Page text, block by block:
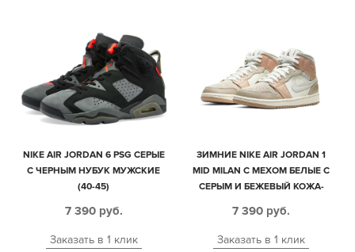
NIKE AIR JORDAN 6 PSG СЕРЫЕ
С ЧЕРНЫМ НУБУК МУЖСКИЕ
(40-45)
7 390 руб.
Заказать в 1 клик
ЗИМНИЕ NIKE AIR JORDAN 1
MID MILAN С МЕХОМ БЕЛЫЕ C
СЕРЫМ И БЕЖЕВЫЙ КОЖА-
7 390 руб.
Заказать в 1 клик